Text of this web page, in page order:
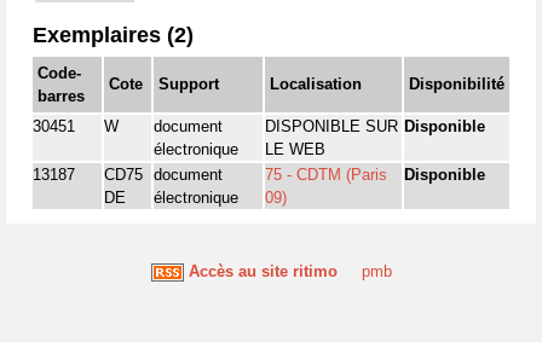
Exemplaires (2)
Code-
barres
Cote Support Localisation Disponibilité
30451 W
document
électronique
DISPONIBLE SUR
LE WEB
Disponible
13187
CD75
DE
document
électronique
75 - CDTM (Paris
09)
Disponible
Accès au site ritimo pmb